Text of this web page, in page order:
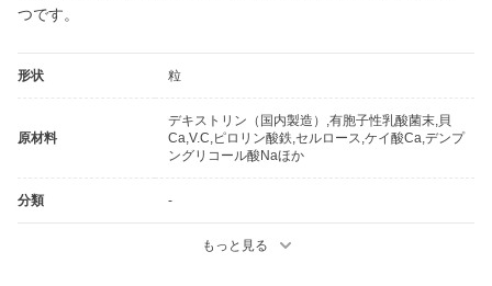
つです。
形状 粒
原材料
デキストリン（国内製造）,有胞子性乳酸菌末,貝
Ca,V.C,ピロリン酸鉄,セルロース,ケイ酸Ca,デンプ
ングリコール酸Naほか
分類 -
もっと見る